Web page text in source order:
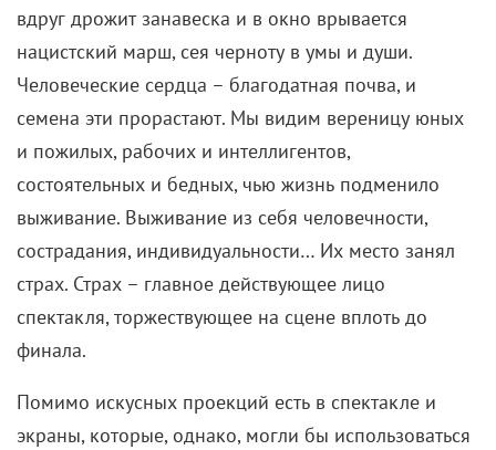
вдруг дрожит занавеска и в окно врывается
нацистский марш, сея черноту в умы и души.
Человеческие сердца – благодатная почва, и
семена эти прорастают. Мы видим вереницу юных
и пожилых, рабочих и интеллигентов,
состоятельных и бедных, чью жизнь подменило
выживание. Выживание из себя человечности,
сострадания, индивидуальности… Их место занял
страх. Страх – главное действующее лицо
спектакля, торжествующее на сцене вплоть до
финала.
Помимо искусных проекций есть в спектакле и
экраны, которые, однако, могли бы использоваться